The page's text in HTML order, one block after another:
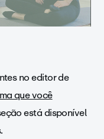
no editor de
que você
está disponível
.